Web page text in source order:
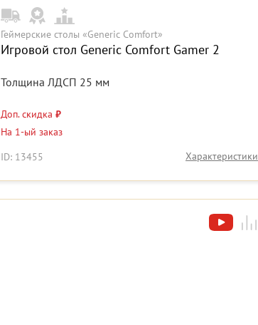
Геймерские столы «Generic Comfort»
Игровой стол Generic Comfort Gamer 2
Толщина ЛДСП 25 мм
Доп. скидка ₽
На 1-ый заказ
ID: 13455
Характеристики